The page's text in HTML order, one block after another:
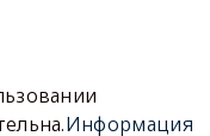
Информация